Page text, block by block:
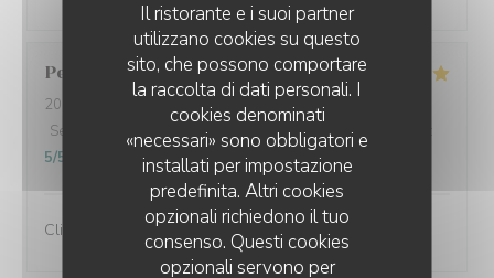
Il ristorante e i suoi partner
utilizzano cookies su questo
sito, che possono comportare
la raccolta di dati personali. I
cookies denominati
«necessari» sono obbligatori e
installati per impostazione
predefinita. Altri cookies
opzionali richiedono il tuo
consenso. Questi cookies
opzionali servono per
Perret
2025-10-21
- 13:00 - Ospiti 2
Servizio
Atmosfera Cucina : 5 Qualità / Prezzo
5/5
Client fidèle et jamais déçu